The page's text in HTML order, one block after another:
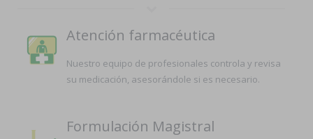
Atención farmacéutica
Nuestro equipo de profesionales controla y revisa
su medicación, asesorándole si es necesario.
Formulación Magistral